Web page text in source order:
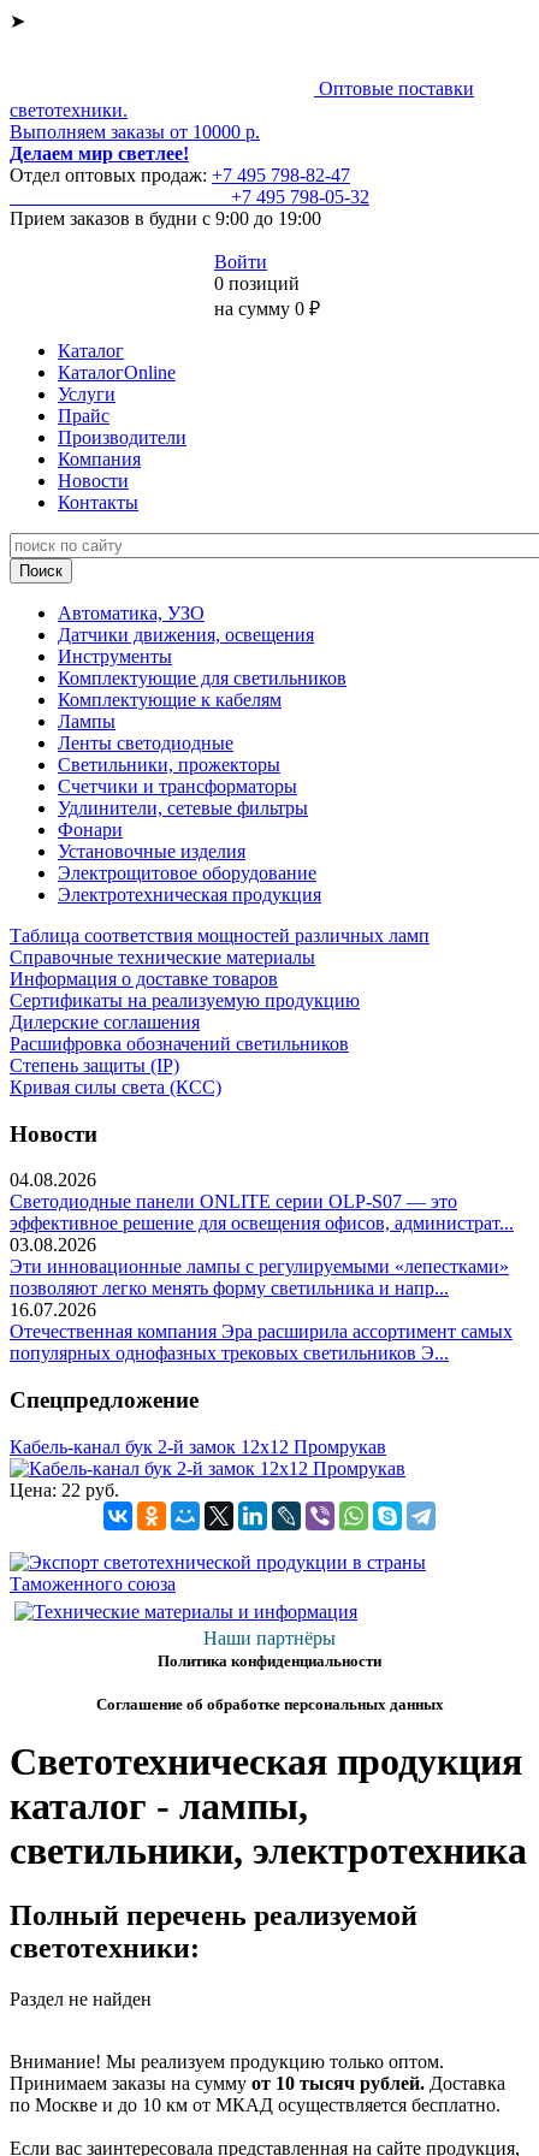
➤
Оптовые поставки
светотехники.
Выполняем заказы от 10000 р.
Делаем мир светлее!
Отдел оптовых продаж: +7 495 798-82-47
+7 495 798-05-32
Прием заказов в будни с 9:00 до 19:00
Войти
0 позиций
на сумму 0 ₽
Каталог
КаталогOnline
Услуги
Прайс
Производители
Компания
Новости
Контакты
Автоматика, УЗО
Датчики движения, освещения
Инструменты
Комплектующие для светильников
Комплектующие к кабелям
Лампы
Ленты светодиодные
Светильники, прожекторы
Счетчики и трансформаторы
Удлинители, сетевые фильтры
Фонари
Установочные изделия
Электрощитовое оборудование
Электротехническая продукция
Таблица соответствия мощностей различных ламп
Справочные технические материалы
Информация о доставке товаров
Сертификаты на реализуемую продукцию
Дилерские соглашения
Расшифровка обозначений светильников
Степень защиты (IP)
Кривая силы света (КСС)
Новости
04.08.2026
Светодиодные панели ONLITE серии OLP-S07 — это
эффективное решение для освещения офисов, администрат...
03.08.2026
Эти инновационные лампы с регулируемыми «лепестками»
позволяют легко менять форму светильника и напр...
16.07.2026
Отечественная компания Эра расширила ассортимент самых
популярных однофазных трековых светильников Э...
Спецпредложение
Кабель-канал бук 2-й замок 12х12 Промрукав
Цена: 22 руб.
Наши партнёры
Политика конфиденциальности
Соглашение об обработке персональных данных
Светотехническая продукция
каталог - лампы,
светильники, электротехника
Полный перечень реализуемой
светотехники:
Раздел не найден
Внимание! Мы реализуем продукцию только оптом.
Принимаем заказы на сумму от 10 тысяч рублей. Доставка
по Москве и до 10 км от МКАД осуществляется бесплатно.
Если вас заинтересовала представленная на сайте продукция,